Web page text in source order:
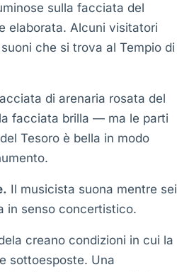
sulla facciata del
elaborata. Alcuni visitatori
che si trova al Tempio di
di arenaria rosata del
facciata brilla — ma le parti
Tesoro è bella in modo
Il musicista suona mentre sei
in senso concertistico.
creano condizioni in cui la
sottoesposte. Una